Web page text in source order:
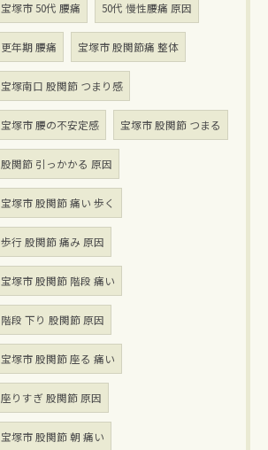
宝塚市 50代 腰痛 50代 慢性腰痛 原因
更年期 腰痛 宝塚市 股関節痛 整体
宝塚南口 股関節 つまり感
宝塚市 腰の不安定感 宝塚市 股関節 つまる
股関節 引っかかる 原因
宝塚市 股関節 痛い 歩く
歩行 股関節 痛み 原因
宝塚市 股関節 階段 痛い
階段 下り 股関節 原因
宝塚市 股関節 座る 痛い
座りすぎ 股関節 原因
宝塚市 股関節 朝 痛い